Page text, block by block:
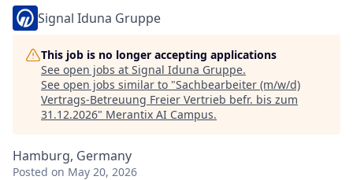
Signal Iduna Gruppe
This job is no longer accepting applications
See open jobs at Signal Iduna Gruppe.
See open jobs similar to "Sachbearbeiter (m/w/d)
Vertrags-Betreuung Freier Vertrieb befr. bis zum
31.12.2026" Merantix AI Campus.
Hamburg, Germany
Posted on May 20, 2026